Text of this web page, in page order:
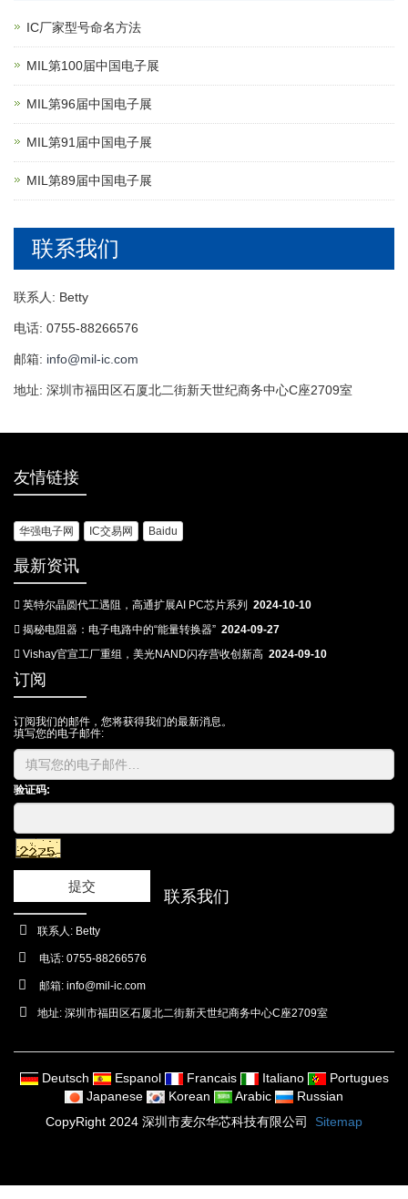
IC厂家型号命名方法
MIL第100届中国电子展
MIL第96届中国电子展
MIL第91届中国电子展
MIL第89届中国电子展
联系我们
联系人: Betty
电话: 0755-88266576
邮箱: info@mil-ic.com
地址: 深圳市福田区石厦北二街新天世纪商务中心C座2709室
友情链接
华强电子网 IC交易网 Baidu
最新资讯
英特尔晶圆代工遇阻，高通扩展AI PC芯片系列
2024-10-10
揭秘电阻器：电子电路中的“能量转换器” 2024-09-27
Vishay官宣工厂重组，美光NAND闪存营收创新高 2024-09-10
订阅
订阅我们的邮件，您将获得我们的最新消息。
填写您的电子邮件:
验证码:
提交
联系我们
联系人: Betty
电话: 0755-88266576
邮箱: info@mil-ic.com
地址: 深圳市福田区石厦北二街新天世纪商务中心C座2709室
Deutsch Espanol Francais Italiano
Portugues
Japanese
Korean Arabic
Russian
CopyRight 2024 深圳市麦尔华芯科技有限公司 Sitemap